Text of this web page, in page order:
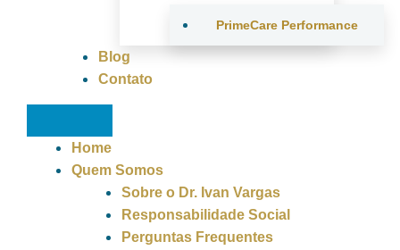
PrimeCare Performance
Blog
Contato
Home
Quem Somos
Sobre o Dr. Ivan Vargas
Responsabilidade Social
Perguntas Frequentes